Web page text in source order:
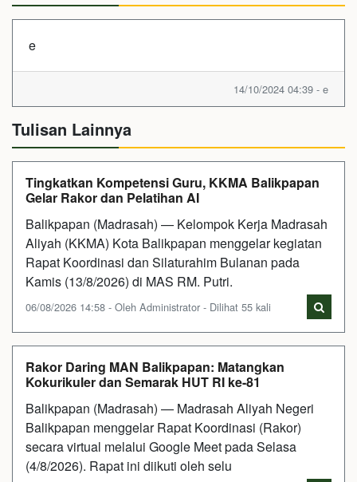
e
14/10/2024 04:39 - e
Tulisan Lainnya
Tingkatkan Kompetensi Guru, KKMA Balikpapan
Gelar Rakor dan Pelatihan AI
Balikpapan (Madrasah) — Kelompok Kerja Madrasah
Aliyah (KKMA) Kota Balikpapan menggelar kegiatan
Rapat Koordinasi dan Silaturahim Bulanan pada
Kamis (13/8/2026) di MAS RM. Putri.
06/08/2026 14:58 - Oleh Administrator - Dilihat 55 kali
Rakor Daring MAN Balikpapan: Matangkan
Kokurikuler dan Semarak HUT RI ke-81
Balikpapan (Madrasah) — Madrasah Aliyah Negeri
Balikpapan menggelar Rapat Koordinasi (Rakor)
secara virtual melalui Google Meet pada Selasa
(4/8/2026). Rapat ini diikuti oleh selu